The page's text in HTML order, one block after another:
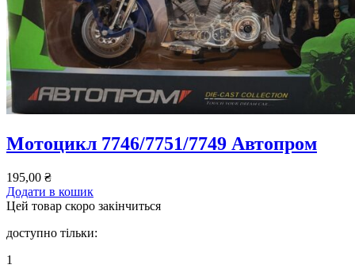
Мотоцикл 7746/7751/7749 Автопром
195,00 ₴
Додати в кошик
Цей товар скоро закінчиться
доступно тільки:
1